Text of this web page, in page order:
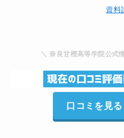
資料
＼ 奈良甘樫高等学院公式
口コミを見る